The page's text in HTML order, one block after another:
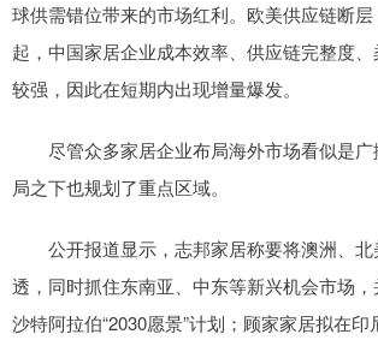
球供需错位带来的市场红利。欧美供应链断
起，中国家居企业成本效率、供应链完整度
较强，因此在短期内出现增量爆发。
尽管众多家居企业布局海外市场看似是广
局之下也规划了重点区域。
公开报道显示，志邦家居称要将澳洲、北
透，同时抓住东南亚、中东等新兴机会市场
沙特阿拉伯“2030愿景”计划；顾家家居拟在